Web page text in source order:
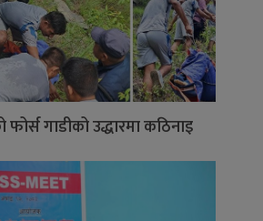
गाडीको उद्धारमा कठिनाइ